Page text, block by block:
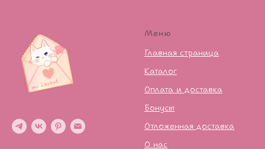
Меню
Главная страница
Каталог
Оплата и доставка
Бонусы
Отложенная доставка
О нас